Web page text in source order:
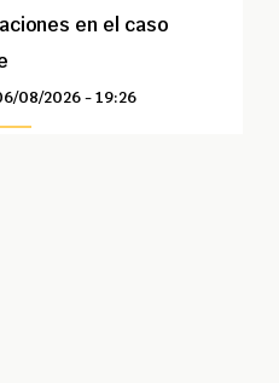
en el caso
08/2026 - 19:26